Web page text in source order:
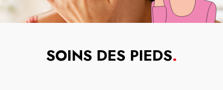
SOINS DES PIEDS.